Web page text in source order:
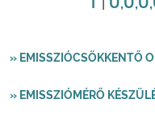
» EMISSZIÓCSÖKKENTŐ
» EMISSZIÓMÉRŐ